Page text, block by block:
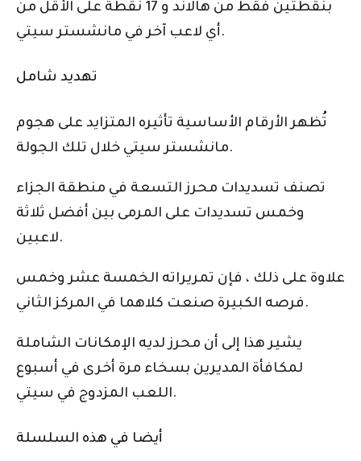
بنقطتين فقط من هالاند و 17 نقطة على الأقل من
أي لاعب آخر في مانشستر سيتي.
تهديد شامل
تُظهر الأرقام الأساسية تأثيره المتزايد على هجوم
مانشستر سيتي خلال تلك الجولة.
تصنف تسديدات محرز التسعة في منطقة الجزاء
وخمس تسديدات على المرمى بين أفضل ثلاثة
لاعبين.
علاوة على ذلك ، فإن تمريراته الخمسة عشر وخمس
فرصه الكبيرة صنعت كلاهما في المركز الثاني.
يشير هذا إلى أن محرز لديه الإمكانات الشاملة
لمكافأة المديرين بسخاء مرة أخرى في أسبوع
اللعب المزدوج في سيتي.
أيضا في هذه السلسلة